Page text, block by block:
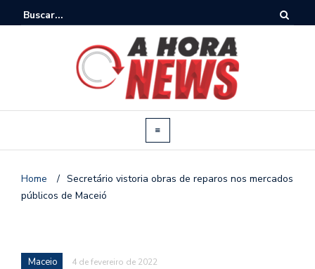
Home / Secretário vistoria obras de reparos nos mercados
públicos de Maceió
Maceio 4 de fevereiro de 2022